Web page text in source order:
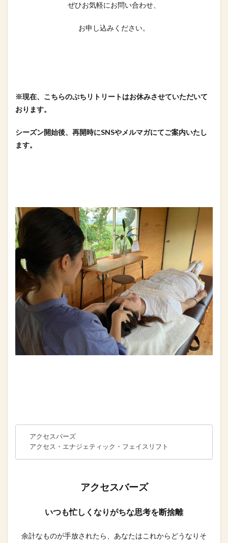
ぜひお気軽にお問い合わせ、
お申し込みください。
※現在、こちらのぷちリトリートはお休みさせていただいて
おります。
シーズン開始後、再開時にSNSやメルマガにてご案内いたし
ます。
アクセスバーズ
アクセス・エナジェティック・フェイスリフト
アクセスバーズ
いつも忙しくなりがちな思考を断捨離
余計なものが手放されたら、あなたはこれからどうなりそ